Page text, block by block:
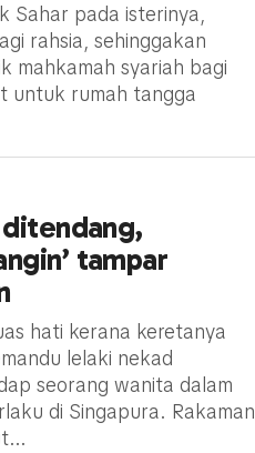
Sahar pada isterinya,
rahsia, sehinggakan
mahkamah syariah bagi
untuk rumah tangga
tampar
hati kerana keretanya
lelaki nekad
seorang wanita dalam
di Singapura. Rakaman